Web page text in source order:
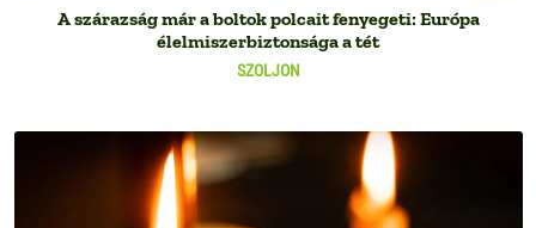
SZOLJON
A szárazság már a boltok polcait fenyegeti: Európa
élelmiszerbiztonsága a tét